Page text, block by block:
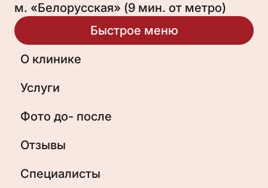
м. «Белорусская» (9 мин. от метро)
Быстрое меню
О клинике
Услуги
Фото до- после
Отзывы
Специалисты